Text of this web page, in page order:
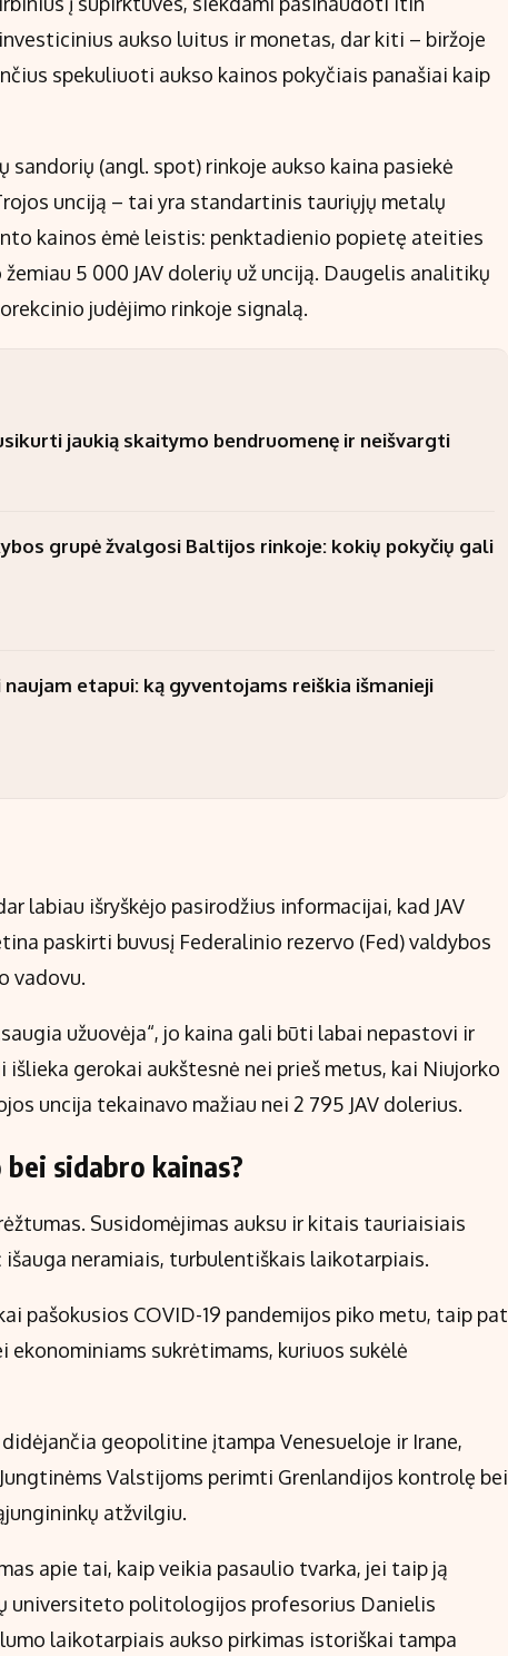
aukso luitus ir monetas, dar kiti – biržoje
spekuliuoti aukso kainos pokyčiais panašiai kaip
(angl. spot) rinkoje aukso kaina pasiekė
unciją – tai yra standartinis tauriųjų metalų
kainos ėmė leistis: penktadienio popietę ateities
5 000 JAV dolerių už unciją. Daugelis analitikų
judėjimo rinkoje signalą.
jaukią skaitymo bendruomenę ir neišvargti
grupė žvalgosi Baltijos rinkoje: kokių pokyčių gali
etapui: ką gyventojams reiškia išmanieji
labiau išryškėjo pasirodžius informacijai, kad JAV
paskirti buvusį Federalinio rezervo (Fed) valdybos
vadovu.
užuovėja“, jo kaina gali būti labai nepastovi ir
gerokai aukštesnė nei prieš metus, kai Niujorko
uncija tekainavo mažiau nei 2 795 JAV dolerius.
sidabro kainas?
Susidomėjimas auksu ir kitais tauriaisiais
išauga neramiais, turbulentiškais laikotarpiais.
pašokusios COVID-19 pandemijos piko metu, taip pat
sukrėtimams, kuriuos sukėlė
geopolitine įtampa Venesueloje ir Irane,
Valstijoms perimti Grenlandijos kontrolę bei
atžvilgiu.
apie tai, kaip veikia pasaulio tvarka, jei taip ją
universiteto politologijos profesorius Danielis
laikotarpiais aukso pirkimas istoriškai tampa